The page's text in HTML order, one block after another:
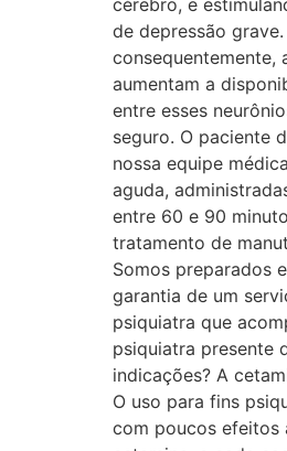
cérebro, e
de depressão
consequentemente,
aumentam a
entre esses
seguro. O paciente
nossa equipe
aguda,
entre 60 e 90
tratamento de
Somos preparados
garantia de um
psiquiatra que
psiquiatra presente
indicações? A
O uso para fins
com poucos efeitos